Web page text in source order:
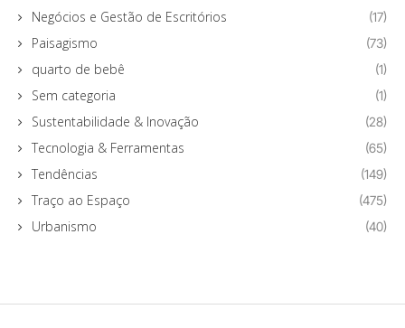
Negócios e Gestão de Escritórios (17)
Paisagismo (73)
quarto de bebê (1)
Sem categoria (1)
Sustentabilidade & Inovação (28)
Tecnologia & Ferramentas (65)
Tendências (149)
Traço ao Espaço (475)
Urbanismo (40)